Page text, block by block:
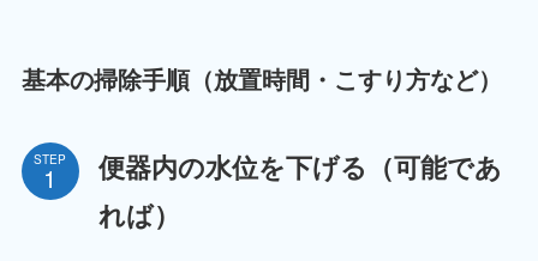
基本の掃除手順（放置時間・こすり方など）
STEP
便器内の水位を下げる（可能であ
れば）